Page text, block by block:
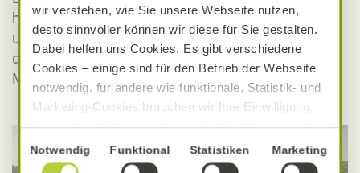
wir verstehen, wie Sie unsere Webseite nutzen,
desto sinnvoller können wir diese für Sie gestalten.
Dabei helfen uns Cookies. Es gibt verschiedene
Cookies – einige sind für den Betrieb der Webseite
notwendig, für andere wie funktionale, Statistik- und
Marketing-Cookies brauchen wir Ihre Einwilligung.
Das optimale Nutzererlebnis erhalten Sie, wenn Sie
„Alle Cookies erlauben“ anklicken. Ihre Einwilligung
umfasst in diesem Fall auch den Einsatz von
Einwilligungsauswahl
Notwendig Funktional Statistiken Marketing
haben sie die Schlachtreife erreicht. Denn das ist
unumstößlich: Zwischen dem Schwein im Stroh und
der Salami auf dem Brot liegt ein entscheidender
Moment – die Schlachtung.